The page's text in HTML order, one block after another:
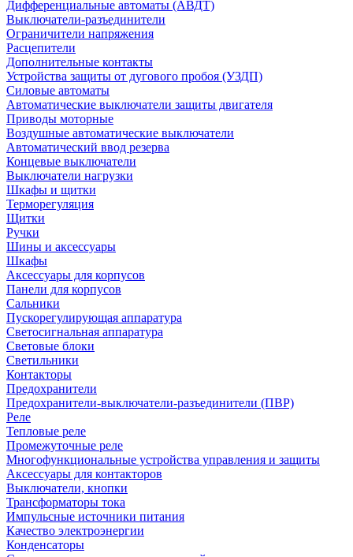
Дифференциальные автоматы (АВДТ)
Выключатели-разъединители
Ограничители напряжения
Расцепители
Дополнительные контакты
Устройства защиты от дугового пробоя (УЗДП)
Силовые автоматы
Автоматические выключатели защиты двигателя
Приводы моторные
Воздушные автоматические выключатели
Автоматический ввод резерва
Концевые выключатели
Выключатели нагрузки
Шкафы и щитки
Терморегуляция
Щитки
Ручки
Шины и аксессуары
Шкафы
Аксессуары для корпусов
Панели для корпусов
Сальники
Пускорегулирующая аппаратура
Светосигнальная аппаратура
Световые блоки
Светильники
Контакторы
Предохранители
Предохранители-выключатели-разъединители (ПВР)
Реле
Тепловые реле
Промежуточные реле
Многофункциональные устройства управления и защиты
Аксессуары для контакторов
Выключатели, кнопки
Трансформаторы тока
Импульсные источники питания
Качество электроэнергии
Конденсаторы